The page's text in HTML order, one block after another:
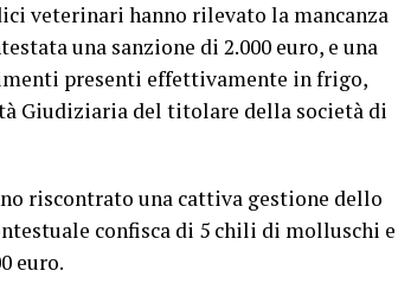
veterinari hanno rilevato la mancanza
una sanzione di 2.000 euro, e una
presenti effettivamente in frigo,
Giudiziaria del titolare della società di
riscontrato una cattiva gestione dello
confisca di 5 chili di molluschi e
euro.